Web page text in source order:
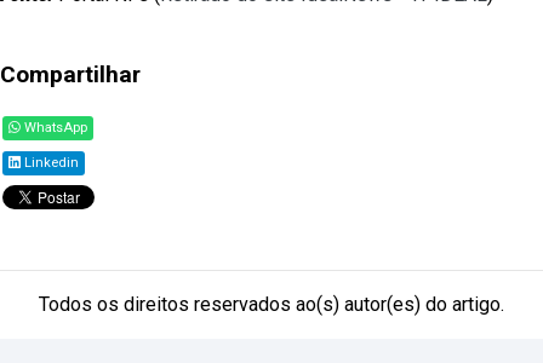
Compartilhar
WhatsApp
Linkedin
Todos os direitos reservados ao(s) autor(es) do artigo.